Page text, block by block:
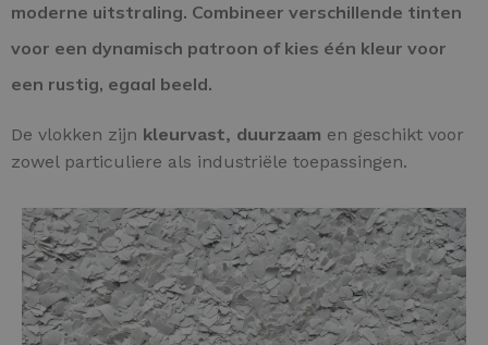
moderne uitstraling. Combineer verschillende tinten
voor een dynamisch patroon of kies één kleur voor
een rustig, egaal beeld.
De vlokken zijn kleurvast, duurzaam en geschikt voor
zowel particuliere als industriële toepassingen.